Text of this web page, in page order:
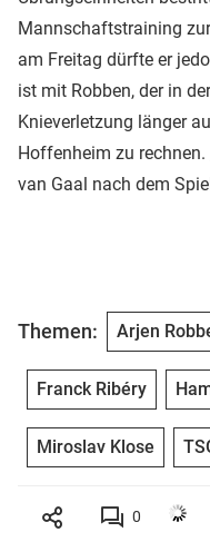
Mannschaftstraining
am Freitag dürfte er
ist mit Robben, der in
Knieverletzung länger
Hoffenheim zu rechnen.
van Gaal nach dem
Themen: Arjen
Franck Ribéry
Miroslav Klose
0